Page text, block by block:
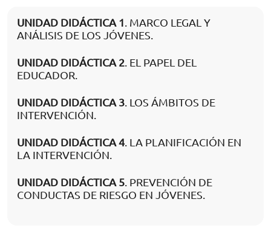
UNIDAD DIDÁCTICA 1. MARCO LEGAL Y
ANÁLISIS DE LOS JÓVENES.
UNIDAD DIDÁCTICA 2. EL PAPEL DEL
EDUCADOR.
UNIDAD DIDÁCTICA 3. LOS ÁMBITOS DE
INTERVENCIÓN.
UNIDAD DIDÁCTICA 4. LA PLANIFICACIÓN EN
LA INTERVENCIÓN.
UNIDAD DIDÁCTICA 5. PREVENCIÓN DE
CONDUCTAS DE RIESGO EN JÓVENES.